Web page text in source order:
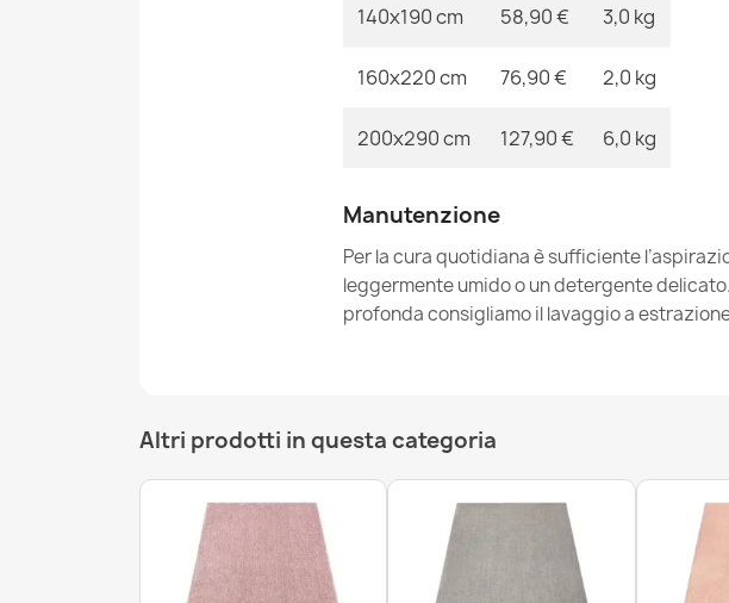
140x190 cm 58,90 € 3,0 kg
160x220 cm 76,90 € 2,0 kg
200x290 cm 127,90 € 6,0 kg
Manutenzione
Per la cura quotidiana è sufficiente
leggermente umido o un detergente
profonda consigliamo il lavaggio a
Altri prodotti in questa categoria